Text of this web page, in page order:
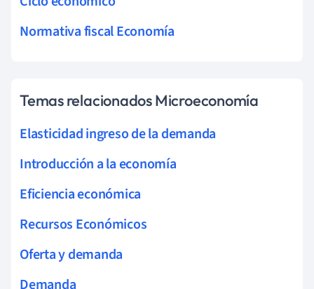
Normativa fiscal Economía
Temas relacionados Microeconomía
Elasticidad ingreso de la demanda
Introducción a la economía
Eficiencia económica
Recursos Económicos
Oferta y demanda
Demanda